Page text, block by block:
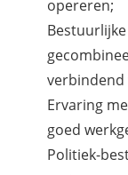
opereren;
verbindend
Ervaring
goed
Politiek-